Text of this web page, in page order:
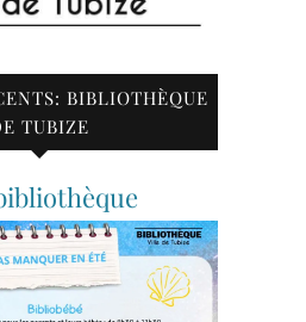
BIBLIOTHÈQUE
TUBIZE